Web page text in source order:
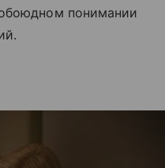
понимании